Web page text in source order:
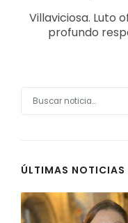
Villaviciosa. Luto
profundo
ÚLTIMAS NOTICIAS